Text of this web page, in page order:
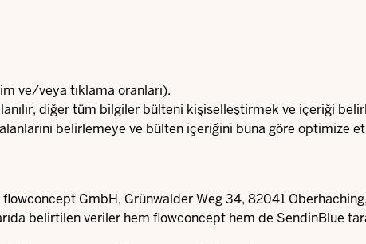
ve/veya tıklama oranları).
diğer tüm bilgiler bülteni kişiselleştirmek ve içeriği
belirlemeye ve bülten içeriğini buna göre optimize
flowconcept GmbH, Grünwalder Weg 34, 82041
belirtilen veriler hem flowconcept hem de SendinBlue